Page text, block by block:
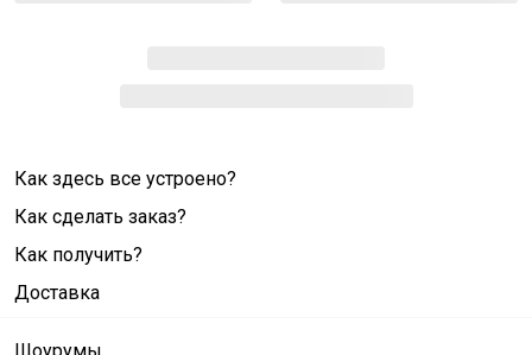
Как здесь все устроено?
Как сделать заказ?
Как получить?
Доставка